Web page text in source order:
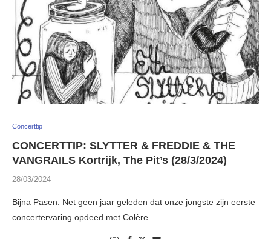
Concerttip
CONCERTTIP: SLYTTER & FREDDIE & THE
VANGRAILS Kortrijk, The Pit’s (28/3/2024)
28/03/2024
Bijna Pasen. Net geen jaar geleden dat onze jongste zijn eerste
concertervaring opdeed met Colère …